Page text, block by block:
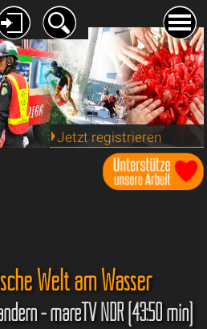
Jetzt registrieren
Welt am Wasser
- mareTV NDR (43:50 min)